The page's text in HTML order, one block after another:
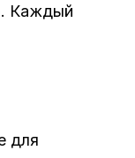
Каждый
для